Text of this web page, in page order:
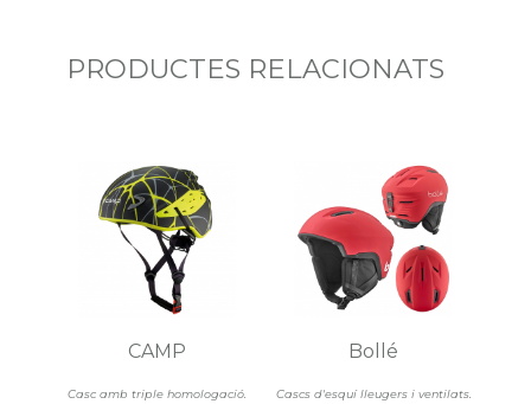
PRODUCTES RELACIONATS
Casc amb triple homologació.
CAMP
Cascs d'esquí lleugers i ventilats.
Bollé